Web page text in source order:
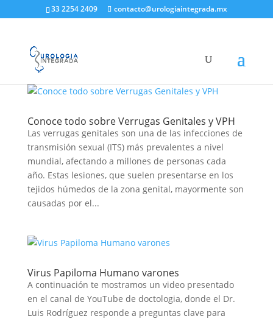
33 2254 2409 contacto@urologiaintegrada.mx
Conoce todo sobre Verrugas Genitales y VPH
Las verrugas genitales son una de las infecciones de
transmisión sexual (ITS) más prevalentes a nivel
mundial, afectando a millones de personas cada
año. Estas lesiones, que suelen presentarse en los
tejidos húmedos de la zona genital, mayormente son
causadas por el...
Virus Papiloma Humano varones
A continuación te mostramos un video presentado
en el canal de YouTube de doctologia, donde el Dr.
Luis Rodríguez responde a preguntas clave para